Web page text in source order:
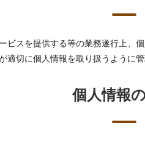
ビスを提供する等の業務遂行上、
適切に個人情報を取り扱うように管
個人情報